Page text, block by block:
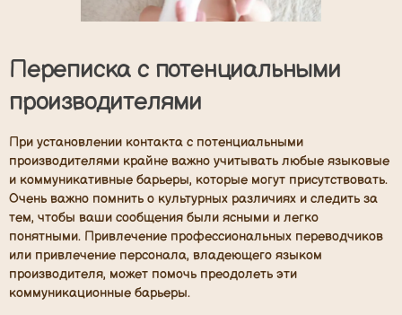
Переписка с потенциальными
производителями
При установлении контакта с потенциальными
производителями крайне важно учитывать любые языковые
и коммуникативные барьеры, которые могут присутствовать.
Очень важно помнить о культурных различиях и следить за
тем, чтобы ваши сообщения были ясными и легко
понятными. Привлечение профессиональных переводчиков
или привлечение персонала, владеющего языком
производителя, может помочь преодолеть эти
коммуникационные барьеры.